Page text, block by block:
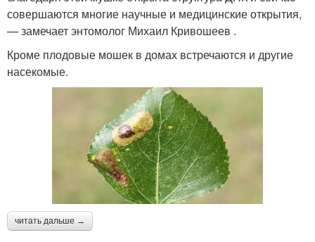
совершаются многие научные и медицинские открытия,
— замечает энтомолог Михаил Кривошеев .
Кроме плодовые мошек в домах встречаются и другие
насекомые.
читать дальше →